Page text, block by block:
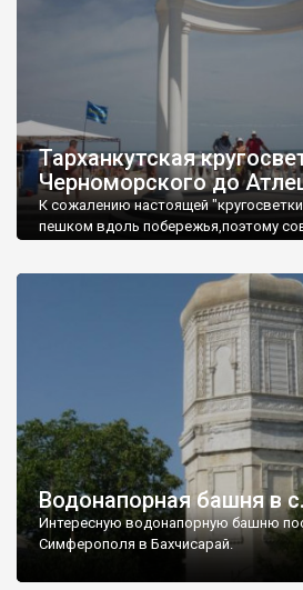
Тарханкутская
Черноморского до
К сожалению настоящей
пешком вдоль побережья,поэтому
Водонапорная башня в
Интересную водонапорную башню
Симферополя в Бахчисарай.